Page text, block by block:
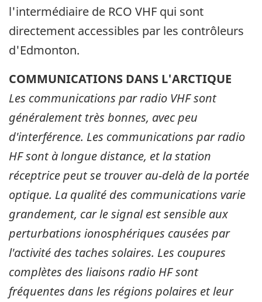
l'intermédiaire de RCO VHF qui sont
directement accessibles par les contrôleurs
d'Edmonton.
COMMUNICATIONS DANS L'ARCTIQUE
Les communications par radio VHF sont
généralement très bonnes, avec peu
d'interférence. Les communications par radio
HF sont à longue distance, et la station
réceptrice peut se trouver au-delà de la portée
optique. La qualité des communications varie
grandement, car le signal est sensible aux
perturbations ionosphériques causées par
l'activité des taches solaires. Les coupures
complètes des liaisons radio HF sont
fréquentes dans les régions polaires et leur